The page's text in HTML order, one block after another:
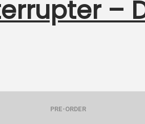
–
PRE-ORDER